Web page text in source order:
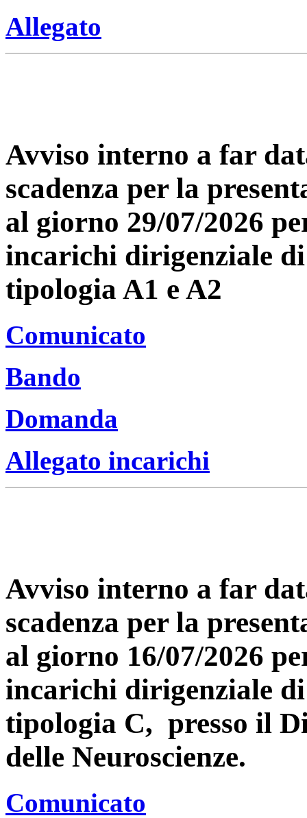
Allegato
Avviso interno a far
scadenza per la
al giorno 29/07/2026
incarichi dirigenziale
tipologia A1 e A2
Comunicato
Bando
Domanda
Allegato incarichi
Avviso interno a far
scadenza per la
al giorno 16/07/2026
incarichi dirigenziale
tipologia C, presso il
delle Neuroscienze.
Comunicato